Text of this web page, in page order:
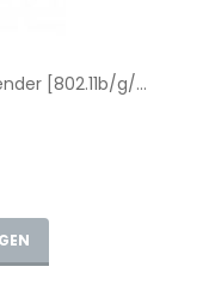
[802.11b/g/...